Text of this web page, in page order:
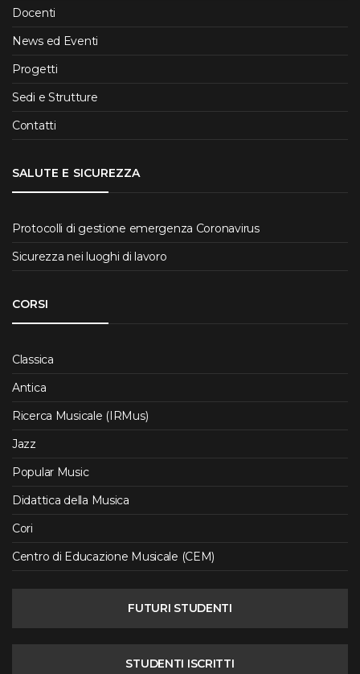
Docenti
News ed Eventi
Progetti
Sedi e Strutture
Contatti
SALUTE E SICUREZZA
Protocolli di gestione emergenza Coronavirus
Sicurezza nei luoghi di lavoro
CORSI
Classica
Antica
Ricerca Musicale (IRMus)
Jazz
Popular Music
Didattica della Musica
Cori
Centro di Educazione Musicale (CEM)
FUTURI STUDENTI
STUDENTI ISCRITTI